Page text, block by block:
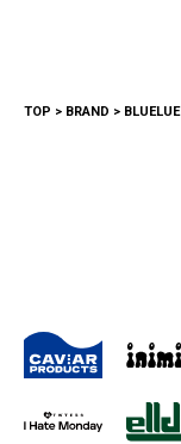
TOP BRAND BLUELUE